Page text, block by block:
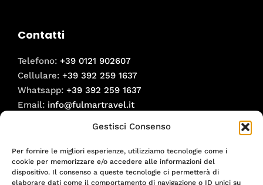
Gestisci Consenso
Per fornire le migliori esperienze, utilizziamo tecnologie come i
cookie per memorizzare e/o accedere alle informazioni del
dispositivo. Il consenso a queste tecnologie ci permetterà di
elaborare dati come il comportamento di navigazione o ID unici su
Contatti
Telefono: +39 0121 902607
Cellulare: +39 392 259 1637
Whatsapp: +39 392 259 1637
Email: info@fulmartravel.it
Facebook
Instagram